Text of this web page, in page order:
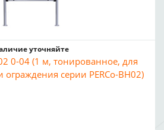
уточняйте
0-04 (1 м, тонированное, для
серии PERCo-BH02)